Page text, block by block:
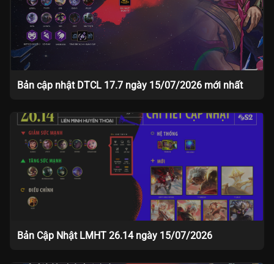
Bản cập nhật DTCL 17.7 ngày 15/07/2026 mới nhất
Bản Cập Nhật LMHT 26.14 ngày 15/07/2026